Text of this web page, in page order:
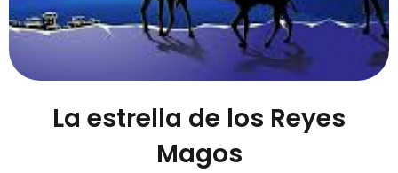
La estrella de los Reyes
Magos